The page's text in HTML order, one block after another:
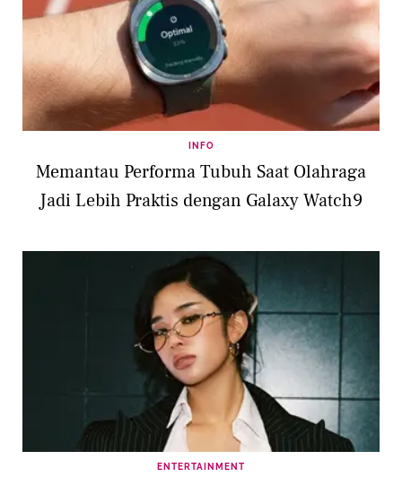
INFO
Memantau Performa Tubuh Saat Olahraga
Jadi Lebih Praktis dengan Galaxy Watch9
ENTERTAINMENT